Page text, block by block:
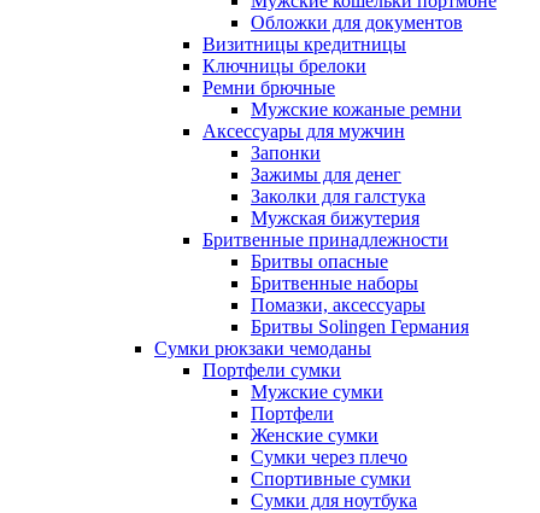
Обложки для документов
Визитницы кредитницы
Ключницы брелоки
Ремни брючные
Мужские кожаные ремни
Аксессуары для мужчин
Запонки
Зажимы для денег
Заколки для галстука
Мужская бижутерия
Бритвенные принадлежности
Бритвы опасные
Бритвенные наборы
Помазки, аксессуары
Бритвы Solingen Германия
Сумки рюкзаки чемоданы
Портфели сумки
Мужские сумки
Портфели
Женские сумки
Сумки через плечо
Спортивные сумки
Сумки для ноутбука